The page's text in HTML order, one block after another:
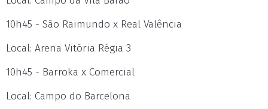
10h45 - São Raimundo x Real Valência
Local: Arena Vitória Régia 3
10h45 - Barroka x Comercial
Local: Campo do Barcelona